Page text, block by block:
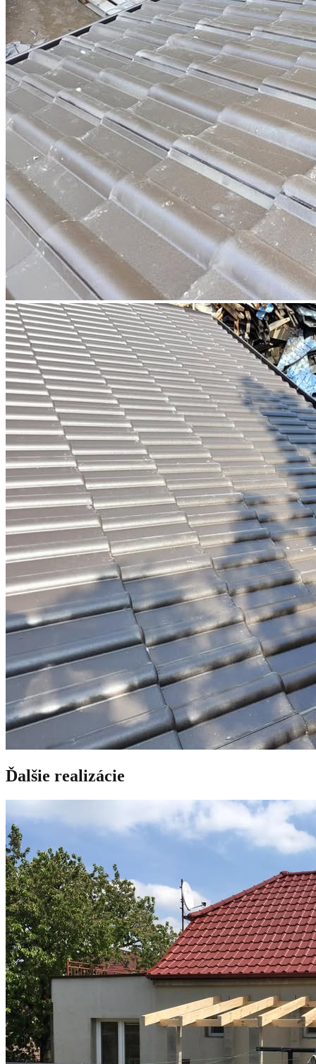
Ďalšie realizácie